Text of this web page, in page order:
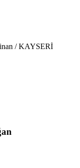
/ KAYSERİ